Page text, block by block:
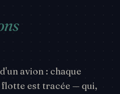
avion : chaque
est tracée — qui,